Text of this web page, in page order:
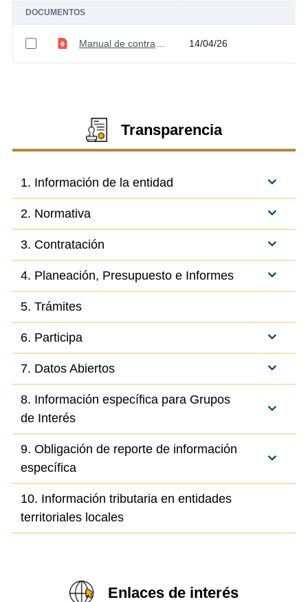
DOCUMENTOS
14/04/26
Transparencia
1. Información de la entidad
2. Normativa
3. Contratación
4. Planeación, Presupuesto e Informes
5. Trámites
6. Participa
7. Datos Abiertos
8. Información específica para Grupos
de Interés
9. Obligación de reporte de información
específica
10. Información tributaria en entidades
territoriales locales
Enlaces de interés